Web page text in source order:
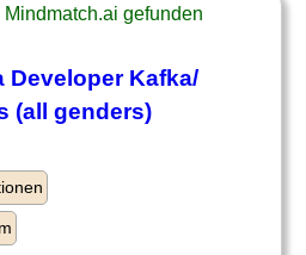
gefunden
DeveloperKafka/
(all genders)